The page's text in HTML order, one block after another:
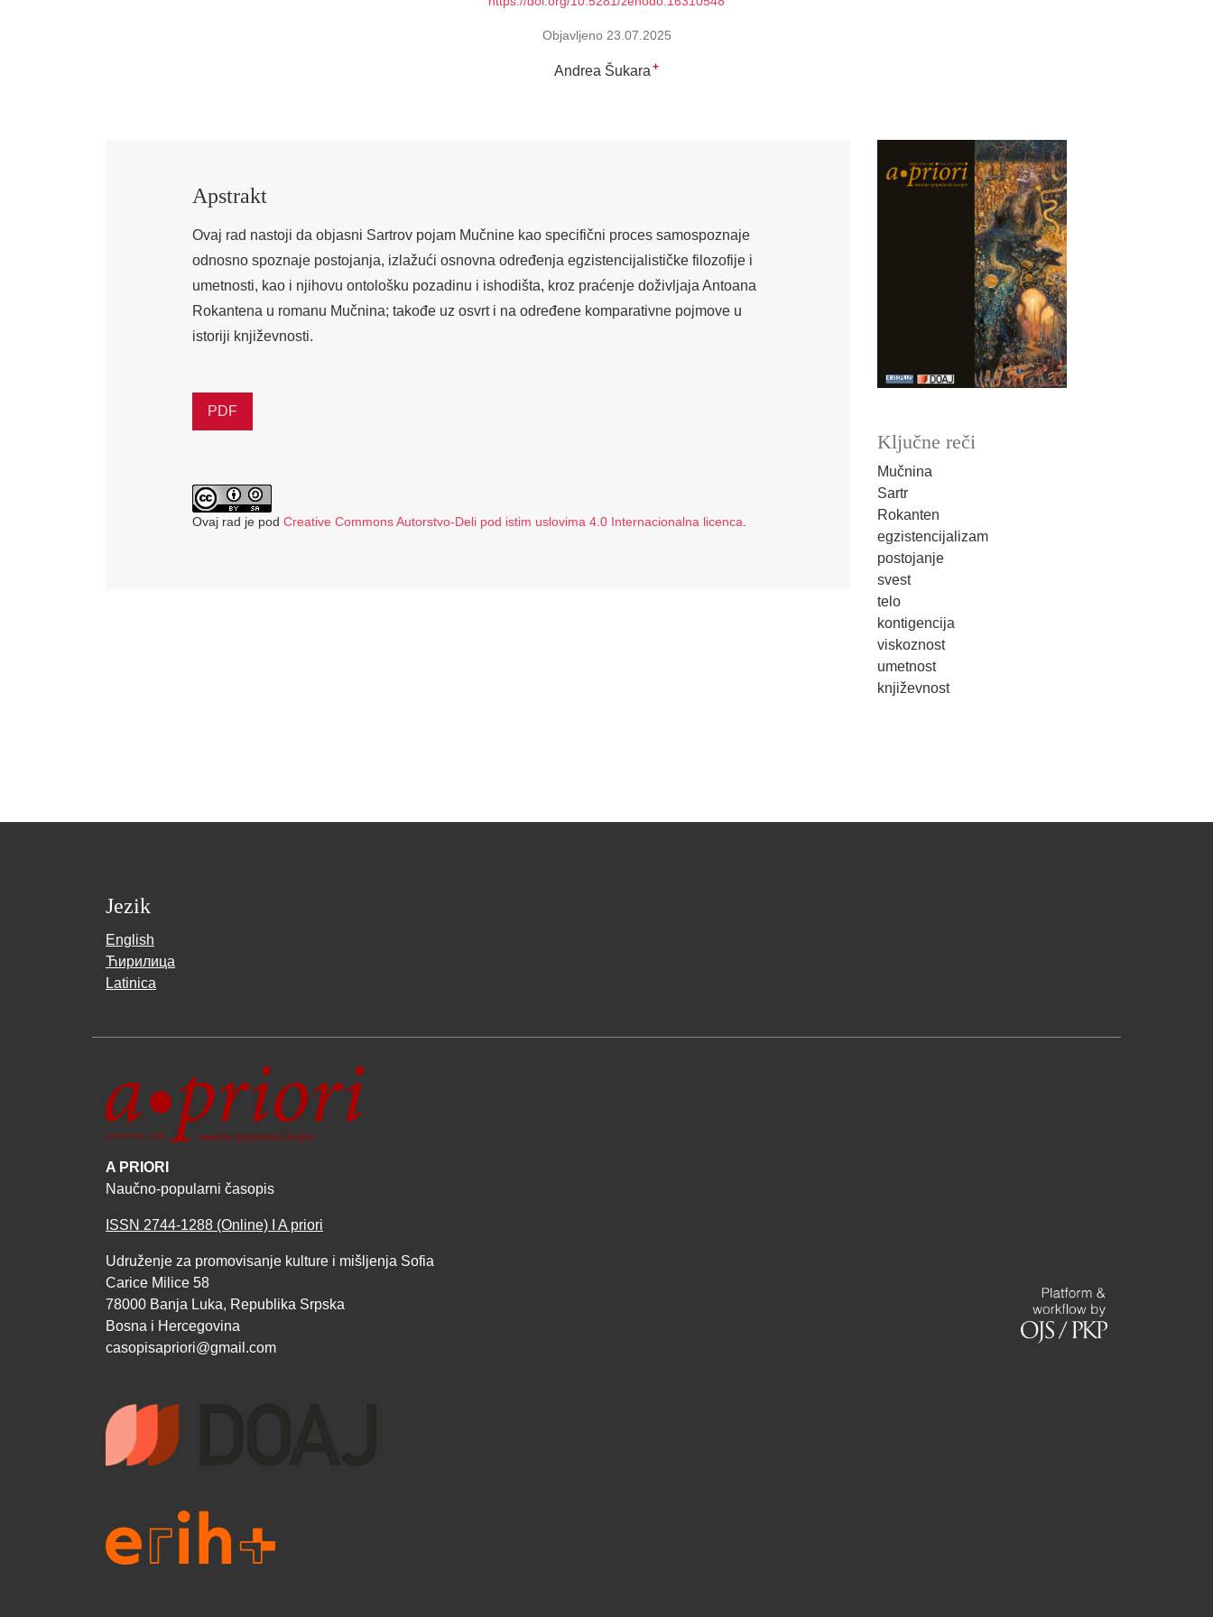
Objavljeno 23.07.2025
Andrea Šukara +
Ključne reči
Mučnina
Sartr
Rokanten
egzistencijalizam
postojanje
svest
telo
kontigencija
viskoznost
umetnost
književnost
Apstrakt
Ovaj rad nastoji da objasni Sartrov pojam Mučnine kao specifični proces samospoznaje
odnosno spoznaje postojanja, izlažući osnovna određenja egzistencijalističke filozofije i
umetnosti, kao i njihovu ontološku pozadinu i ishodišta, kroz praćenje doživljaja Antoana
Rokantena u romanu Mučnina; takođe uz osvrt i na određene komparativne pojmove u
istoriji književnosti.
PDF
Ovaj rad je pod Creative Commons Autorstvo-Deli pod istim uslovima 4.0 Internacionalna licenca
Jezik
English
Ћирилица
Latinica
A PRIORI
Naučno-popularni časopis
ISSN 2744-1288 (Online) I A priori
Udruženje za promovisanje kulture i mišljenja Sofia
Carice Milice 58
78000 Banja Luka, Republika Srpska
Bosna i Hercegovina
casopisapriori@gmail.com